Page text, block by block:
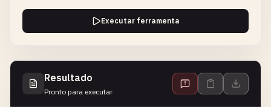
Executar ferramenta
Resultado
Pronto para executar